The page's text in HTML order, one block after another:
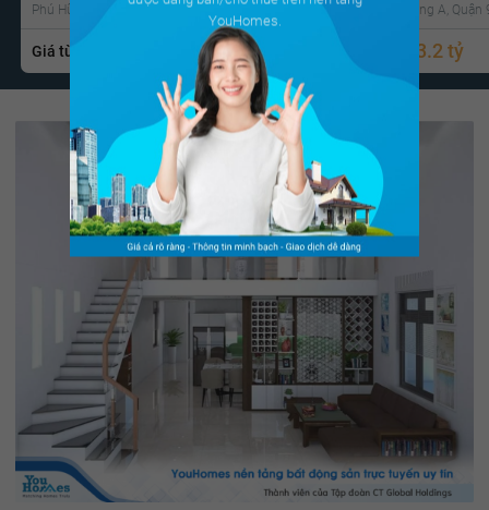
Phú Hữu, Quận 9 , Tp Hồ Chí Minh
Giá từ Gọi ngay
Phước Long A,
3.2 tỷ
YouHomes.